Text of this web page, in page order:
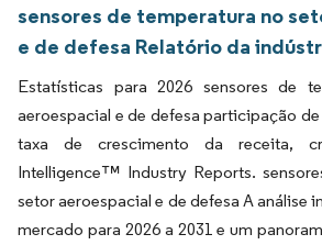
sensores de temperatura no
e de defesa Relatório da
Estatísticas para 2026 sensores de
aeroespacial e de defesa participação
taxa de crescimento da receita,
Intelligence™ Industry Reports.
setor aeroespacial e de defesa A análise
mercado para 2026 a 2031 e um